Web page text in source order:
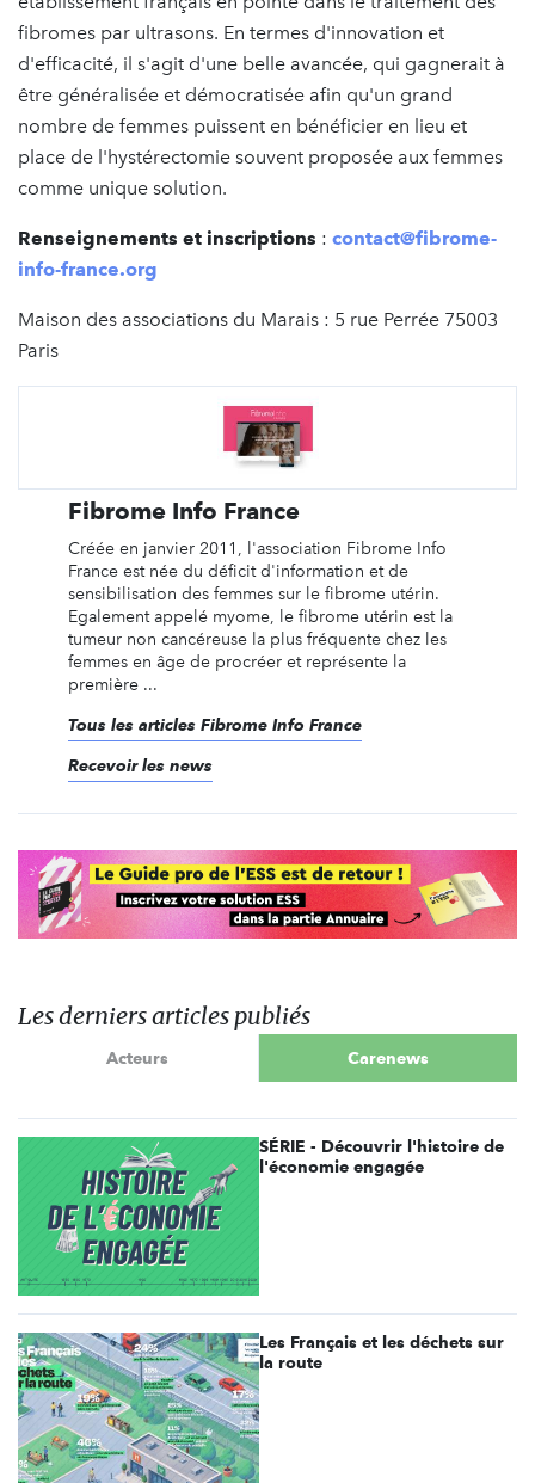
fibromes par ultrasons. En termes d'innovation et
d'efficacité, il s'agit d'une belle avancée, qui gagnerait à
être généralisée et démocratisée afin qu'un grand
nombre de femmes puissent en bénéficier en lieu et
place de l'hystérectomie souvent proposée aux femmes
comme unique solution.
Renseignements et inscriptions : contact@fibrome-
info-france.org
Maison des associations du Marais : 5 rue Perrée 75003
Paris
Fibrome Info France
Créée en janvier 2011, l'association Fibrome Info
France est née du déficit d'information et de
sensibilisation des femmes sur le fibrome utérin.
Egalement appelé myome, le fibrome utérin est la
tumeur non cancéreuse la plus fréquente chez les
femmes en âge de procréer et représente la
première ...
Tous les articles Fibrome Info France
Recevoir les news
Les derniers articles publiés
Acteurs Carenews
SÉRIE - Découvrir l'histoire de
l'économie engagée
Les Français et les déchets sur
la route